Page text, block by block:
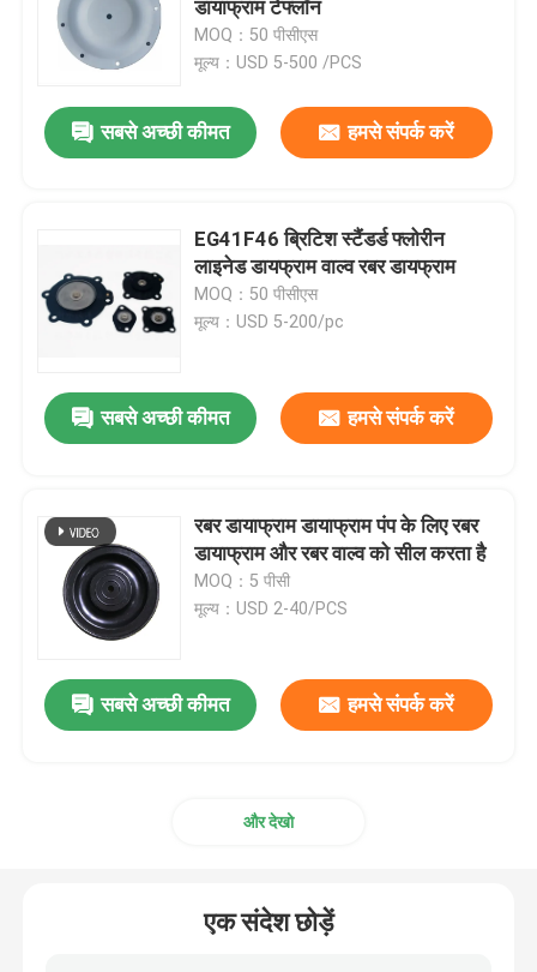
स्टेनलेस स्टील लचीली नली
उच्च दबाव हाइड्रोलिक नली
स्लरी पाइप प्लग
पॉलीयूरेथेन उत्पाद
पीतल का सोलेनोइड वाल्व
औद्योगिक पल्स वाल्व
डायाफ्राम टेफ्लॉन
MOQ：50 पीसीएस
मूल्य：USD 5-500 /PCS
सबसे अच्छी कीमत हमसे संपर्क करें
EG41F46 ब्रिटिश स्टैंडर्ड फ्लोरीन
लाइनेड डायफ्राम वाल्व रबर डायफ्राम
MOQ：50 पीसीएस
मूल्य：USD 5-200/pc
सबसे अच्छी कीमत हमसे संपर्क करें
रबर डायाफ्राम डायाफ्राम पंप के लिए रबर
डायाफ्राम और रबर वाल्व को सील करता है
MOQ：5 पीसी
मूल्य：USD 2-40/PCS
सबसे अच्छी कीमत हमसे संपर्क करें
और देखो
एक संदेश छोड़ें